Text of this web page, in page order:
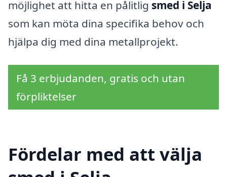
möjlighet att hitta en pålitlig smed i Selja
som kan möta dina specifika behov och
hjälpa dig med dina metallprojekt.
Få 3 erbjudanden, gratis och utan
förpliktelser
Fördelar med att välja